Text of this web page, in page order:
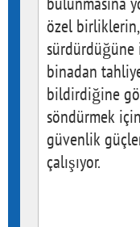
özel birliklerin,
sürdürdüğüne
binadan
bildirdiğine
söndürmek
güvenlik
çalışıyor.